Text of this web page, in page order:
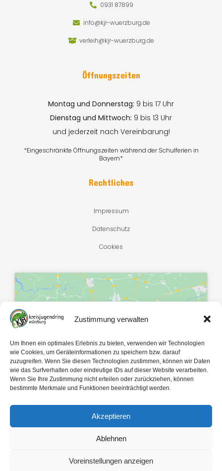
Zustimmung verwalten
Um Ihnen ein optimales Erlebnis zu bieten, verwenden wir Technologien
wie Cookies, um Geräteinformationen zu speichern bzw. darauf
zuzugreifen. Wenn Sie diesen Technologien zustimmen, können wir Daten
wie das Surfverhalten oder eindeutige IDs auf dieser Website verarbeiten.
Wenn Sie Ihre Zustimmung nicht erteilen oder zurückziehen, können
bestimmte Merkmale und Funktionen beeinträchtigt werden.
Akzeptieren
Ablehnen
Voreinstellungen anzeigen
0931 87899
info@kjr-wuerzburg.de
verleih@kjr-wuerzburg.de
Öffnungszeiten
Montag und Donnerstag: 9 bis 17 Uhr
Dienstag und Mittwoch: 9 bis 13 Uhr
und jederzeit nach Vereinbarung!
*Eingeschränkte Öffnungszeiten während der Schulferien in
Bayern*
Rechtliches
Impressum
Datenschutz
Cookies
akzeptieren und diesen Inhalt zu
aktivieren
Mit 🤍 gemacht vonegopol
Kreisjugendring Würzburg des Bayerischen Jugendrings KdöR